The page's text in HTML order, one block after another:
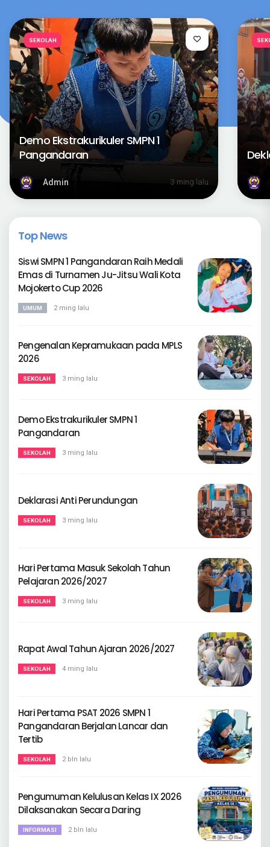
SEKOLAH
Demo Ekstrakurikuler SMPN 1
Pangandaran
Admin 3 ming lalu
Top News
Siswi SMPN 1 Pangandaran Raih Medali
Emas di Turnamen Ju-Jitsu Wali Kota
Mojokerto Cup 2026
UMUM 2 ming lalu
Pengenalan Kepramukaan pada MPLS
2026
SEKOLAH 3 ming lalu
Demo Ekstrakurikuler SMPN 1
Pangandaran
SEKOLAH 3 ming lalu
Deklarasi Anti Perundungan
SEKOLAH 3 ming lalu
Hari Pertama Masuk Sekolah Tahun
Pelajaran 2026/2027
SEKOLAH 3 ming lalu
Rapat Awal Tahun Ajaran 2026/2027
SEKOLAH 4 ming lalu
Hari Pertama PSAT 2026 SMPN 1
Pangandaran Berjalan Lancar dan
Tertib
SEKOLAH 2 bln lalu
Pengumuman Kelulusan Kelas IX 2026
Dilaksanakan Secara Daring
INFORMASI 2 bln lalu